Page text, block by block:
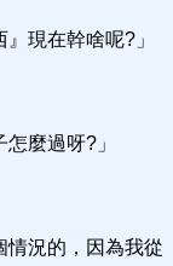
現在幹啥呢?」
麼過呀?」
情況的，因為我從